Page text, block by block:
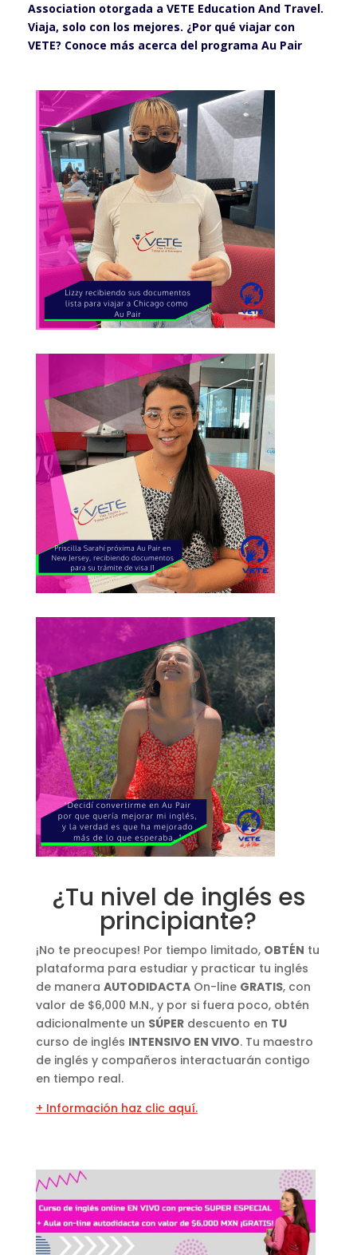
Association otorgada a VETE Education And Travel.
Viaja, solo con los mejores. ¿Por qué viajar con
VETE? Conoce más acerca del programa Au Pair
¿Tu nivel de inglés es
principiante?
¡No te preocupes! Por tiempo limitado, OBTÉN tu
plataforma para estudiar y practicar tu inglés
de manera AUTODIDACTAOn-line GRATIS, con
valor de $6,000 M.N., y por si fuera poco, obtén
adicionalmente un SÚPERdescuento en TU
curso de inglés INTENSIVO EN VIVO. Tu maestro
de inglés y compañeros interactuarán contigo
en tiempo real.
+ Información haz clic aquí.